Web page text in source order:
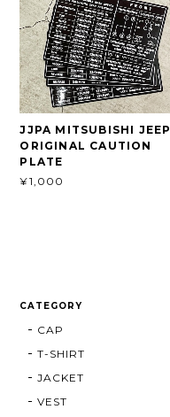
JJPA MITSUBISHI JEEP
ORIGINAL CAUTION
PLATE
¥1,000
CATEGORY
CAP
T-SHIRT
JACKET
VEST